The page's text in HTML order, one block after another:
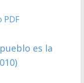
PDF
es la